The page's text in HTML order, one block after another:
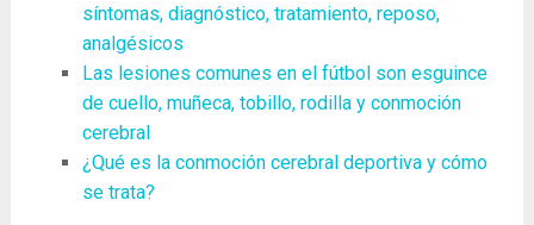
síntomas, diagnóstico, tratamiento, reposo,
analgésicos
Las lesiones comunes en el fútbol son esguince
de cuello, muñeca, tobillo, rodilla y conmoción
cerebral
¿Qué es la conmoción cerebral deportiva y cómo
se trata?